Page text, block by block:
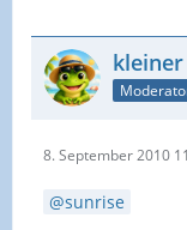
8. September 2010
sunrise